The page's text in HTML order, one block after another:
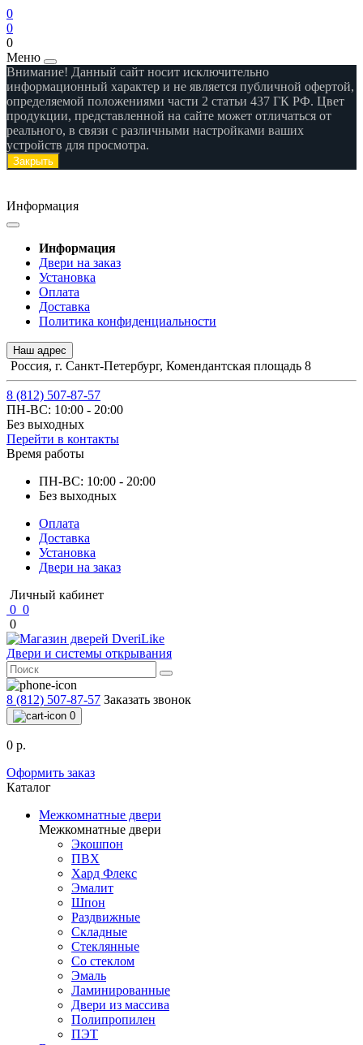
0
0
0
Меню
Внимание! Данный сайт носит исключительно
информационный характер и не является публичной офертой,
определяемой положениями части 2 статьи 437 ГК РФ. Цвет
продукции, представленной на сайте может отличаться от
реального, в связи с различными настройками ваших
устройств для просмотра.
Закрыть
Информация
Информация
Двери на заказ
Установка
Оплата
Доставка
Политика конфиденциальности
Наш адрес
Россия, г. Санкт-Петербург, Комендантская площадь 8
8 (812) 507-87-57
ПН-ВС: 10:00 - 20:00
Без выходных
Перейти в контакты
Время работы
ПН-ВС: 10:00 - 20:00
Без выходных
Оплата
Доставка
Установка
Двери на заказ
Личный кабинет
0 0
0
Двери и системы открывания
8 (812) 507-87-57 Заказать звонок
0
0 р.
Оформить заказ
Каталог
Межкомнатные двери
Межкомнатные двери
Экошпон
ПВХ
Хард Флекс
Эмалит
Шпон
Раздвижные
Складные
Стеклянные
Со стеклом
Эмаль
Ламинированные
Двери из массива
Полипропилен
ПЭТ